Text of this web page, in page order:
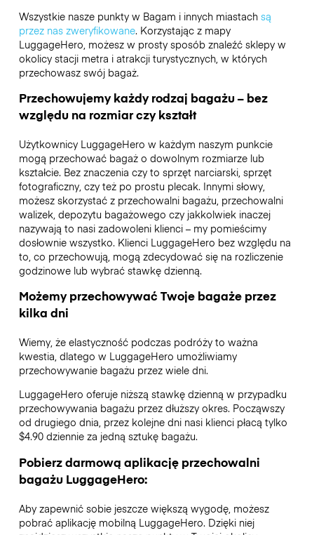
Wszystkie nasze punkty w Bagam i innych miastach są
przez nas zweryfikowane. Korzystając z mapy
LuggageHero, możesz w prosty sposób znaleźć sklepy w
okolicy stacji metra i atrakcji turystycznych, w których
przechowasz swój bagaż.
Przechowujemy każdy rodzaj bagażu – bez
względu na rozmiar czy kształt
Użytkownicy LuggageHero w każdym naszym punkcie
mogą przechować bagaż o dowolnym rozmiarze lub
kształcie. Bez znaczenia czy to sprzęt narciarski, sprzęt
fotograficzny, czy też po prostu plecak. Innymi słowy,
możesz skorzystać z przechowalni bagażu, przechowalni
walizek, depozytu bagażowego czy jakkolwiek inaczej
nazywają to nasi zadowoleni klienci – my pomieścimy
dosłownie wszystko. Klienci LuggageHero bez względu na
to, co przechowują, mogą zdecydować się na rozliczenie
godzinowe lub wybrać stawkę dzienną.
Możemy przechowywać Twoje bagaże przez
kilka dni
Wiemy, że elastyczność podczas podróży to ważna
kwestia, dlatego w LuggageHero umożliwiamy
przechowywanie bagażu przez wiele dni.
LuggageHero oferuje niższą stawkę dzienną w przypadku
przechowywania bagażu przez dłuższy okres. Począwszy
od drugiego dnia, przez kolejne dni nasi klienci płacą tylko
$4.90 dziennie za jedną sztukę bagażu.
Pobierz darmową aplikację przechowalni
bagażu LuggageHero:
Aby zapewnić sobie jeszcze większą wygodę, możesz
pobrać aplikację mobilną LuggageHero. Dzięki niej